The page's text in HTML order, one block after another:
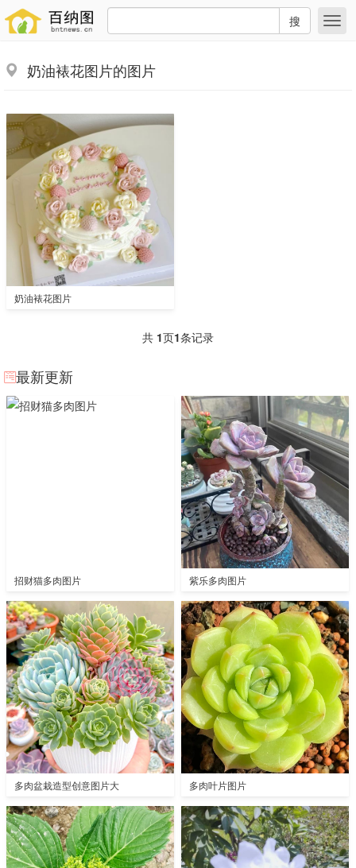
搜
奶油裱花图片的图片
奶油裱花图片
共 1页1条记录
最新更新
招财猫多肉图片 紫乐多肉图片
多肉盆栽造型创意图片大 多肉叶片图片